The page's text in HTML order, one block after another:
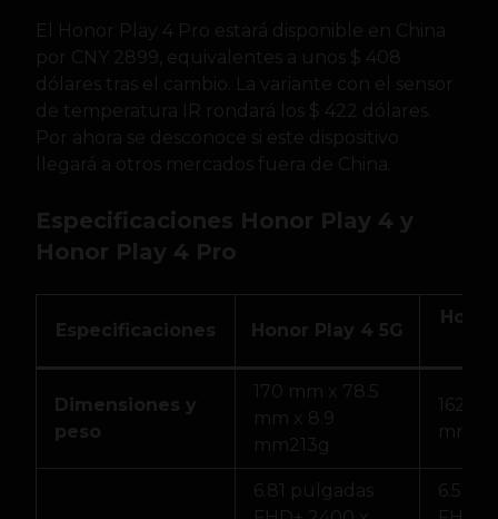
El Honor Play 4 Pro estará disponible en China
por CNY 2899, equivalentes a unos $ 408
dólares tras el cambio. La variante con el sensor
de temperatura IR rondará los $ 422 dólares.
Por ahora se desconoce si este dispositivo
llegará a otros mercados fuera de China.
Especificaciones Honor Play 4 y
Honor Play 4 Pro
Especificaciones Honor Play 4 5G
Dimensiones y
peso
170 mm x 78.5
mm x 8.9
mm213g
162.7
mm x
6.81 pulgadas
6.57